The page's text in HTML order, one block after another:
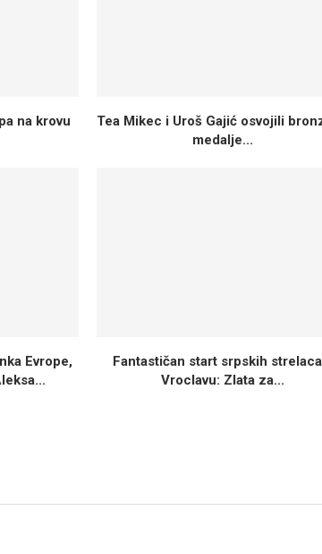
na krovu
Tea Mikec i Uroš Gajić osvojili
medalje...
Evrope,
Fantastičan start srpskih
Vroclavu: Zlata za...